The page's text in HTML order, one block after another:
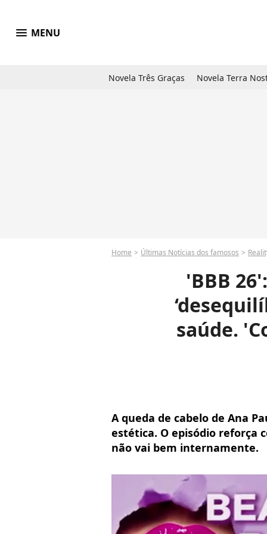
menu MENU
Novela Três Graças Novela Terra
Home Últimas Notícias dos famosos
'BBB
saúde.
A queda de cabelo de Ana
estética. O episódio reforça
não vai bem internamente.